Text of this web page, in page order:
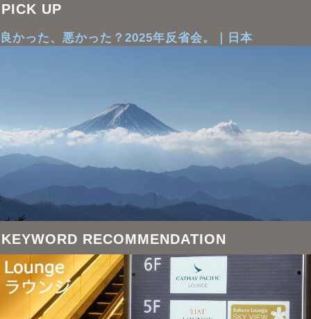
PICK UP
良かった、悪かった？2025年反省会。｜日本
KEYWORD RECOMMENDATION